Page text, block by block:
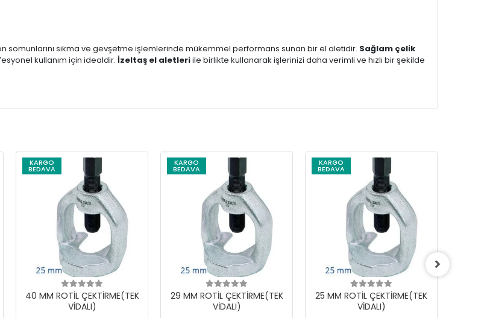
somunlarını sıkma ve gevşetme işlemlerinde mükemmel performans sunan bir el aletidir. Sağlam çelik
kullanım için idealdir. İzeltaş el aletleriile birlikte kullanarak işlerinizi daha verimli ve hızlı bir şekilde
KARGO
BEDAVA
40 MM ROTİL ÇEKTİRME(TEK
VİDALI)
KARGO
BEDAVA
29 MM ROTİL ÇEKTİRME(TEK
VİDALI)
KARGO
BEDAVA
25 MM ROTİL ÇEKTİRME(TEK
VİDALI)